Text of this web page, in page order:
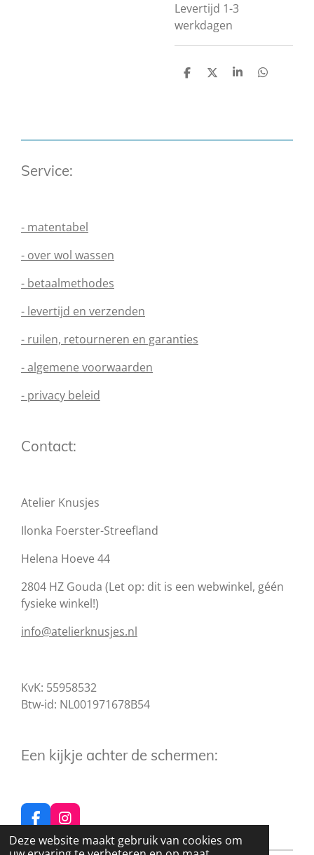
Deze website maakt gebruik van cookies om
Levertijd 1-3
werkdagen
D
D
S
D
Service:
- matentabel
- over wol wassen
- betaalmethodes
- levertijd en verzenden
- ruilen, retourneren en garanties
- algemene voorwaarden
- privacy beleid
Contact:
Atelier Knusjes
Ilonka Foerster-Streefland
Helena Hoeve 44
2804 HZ Gouda (Let op: dit is een webwinkel, géén
fysieke winkel!)
info@atelierknusjes.nl
KvK: 55958532
Btw-id: NL001971678B54
Een kijkje achter de schermen:
F
a
c
I
n
s